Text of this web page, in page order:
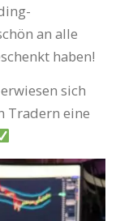
an alle
haben!
sich
Tradern eine